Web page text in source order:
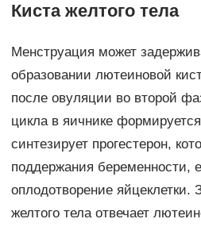
Киста желтого тела
Менструация может
образовании лютеиновой
после овуляции во второй
цикла в яичнике
синтезирует прогестерон,
поддержания беременности,
оплодотворение
желтого тела отвечает